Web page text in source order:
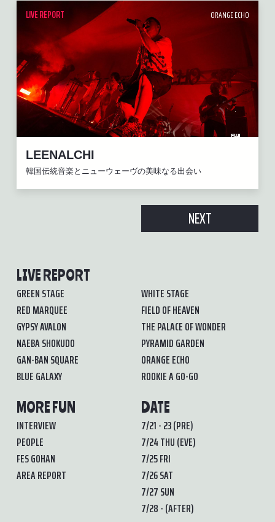
LIVE REPORT ORANGE ECHO
LEENALCHI
韓国伝統音楽とニューウェーヴの美味なる出会い
NEXT
LIVE REPORT
GREEN STAGE
WHITE STAGE
RED MARQUEE
FIELD OF HEAVEN
GYPSY AVALON
THE PALACE OF WONDER
NAEBA SHOKUDO
PYRAMID GARDEN
GAN-BAN SQUARE
ORANGE ECHO
BLUE GALAXY
ROOKIE A GO-GO
MORE FUN
INTERVIEW
PEOPLE
FES GOHAN
AREA REPORT
DATE
7/21 - 23 (PRE)
7/24 THU (EVE)
7/25 FRI
7/26 SAT
7/27 SUN
7/28 - (AFTER)